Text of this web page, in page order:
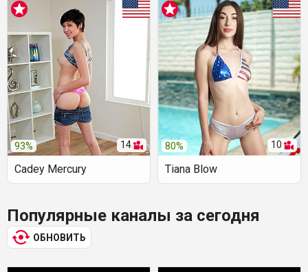
14
93%
Cadey Mercury
10
80%
Tiana Blow
Популярные каналы за сегодня
ОБНОВИТЬ